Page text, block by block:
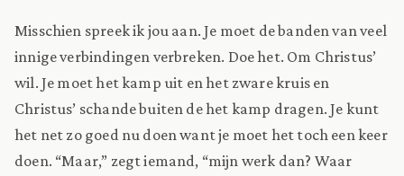
Misschien spreek ik jou aan. Je moet de banden van veel
innige verbindingen verbreken. Doe het. Om Christus’
wil. Je moet het kamp uit en het zware kruis en
Christus’ schande buiten de het kamp dragen. Je kunt
het net zo goed nu doen want je moet het toch een keer
doen. “Maar,” zegt iemand, “mijn werk dan? Waar